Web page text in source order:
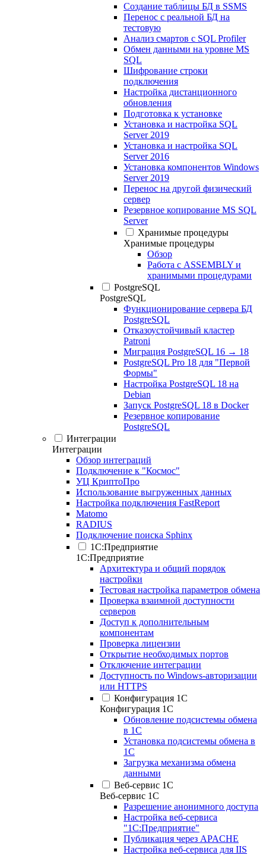
Создание таблицы БД в SSMS
Перенос с реальной БД на
тестовую
Анализ смартов с SQL Profiler
Обмен данными на уровне MS
SQL
Шифрование строки
подключения
Настройка дистанционного
обновления
Подготовка к установке
Установка и настройка SQL
Server 2019
Установка и настройка SQL
Server 2016
Установка компонентов Windows
Server 2019
Перенос на другой физический
сервер
Резервное копирование MS SQL
Server
Хранимые процедуры
Хранимые процедуры
Обзор
Работа с ASSEMBLY и
хранимыми процедурами
PostgreSQL
PostgreSQL
Функционирование сервера БД
PostgreSQL
Отказоустойчивый кластер
Patroni
Миграция PostgreSQL 16 → 18
PostgreSQL Pro 18 для "Первой
Формы"
Настройка PostgreSQL 18 на
Debian
Запуск PostgreSQL 18 в Docker
Резервное копирование
PostgreSQL
Интеграции
Интеграции
Обзор интеграций
Подключение к "Космос"
УЦ КриптоПро
Использование выгруженных данных
Настройка подключения FastReport
Matomo
RADIUS
Подключение поиска Sphinx
1С:Предприятие
1С:Предприятие
Архитектура и общий порядок
настройки
Тестовая настройка параметров обмена
Проверка взаимной доступности
серверов
Доступ к дополнительным
компонентам
Проверка лицензии
Открытие необходимых портов
Отключение интеграции
Доступность по Windows-авторизации
или HTTPS
Конфигурация 1С
Конфигурация 1С
Обновление подсистемы обмена
в 1С
Установка подсистемы обмена в
1С
Загрузка механизма обмена
данными
Веб-сервис 1С
Веб-сервис 1С
Разрешение анонимного доступа
Настройка веб-сервиса
"1С:Предприятие"
Публикация через APACHE
Настройка веб-сервиса для IIS